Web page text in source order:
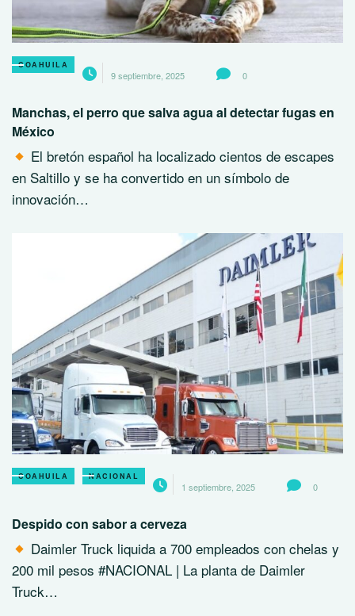
COAHUILA
9 septiembre, 2025 0
Manchas, el perro que salva agua al detectar fugas en
México
El bretón español ha localizado cientos de escapes
en Saltillo y se ha convertido en un símbolo de
innovación…
COAHUILA NACIONAL
1 septiembre, 2025 0
Despido con sabor a cerveza
Daimler Truck liquida a 700 empleados con chelas y
200 mil pesos #NACIONAL | La planta de Daimler
Truck…